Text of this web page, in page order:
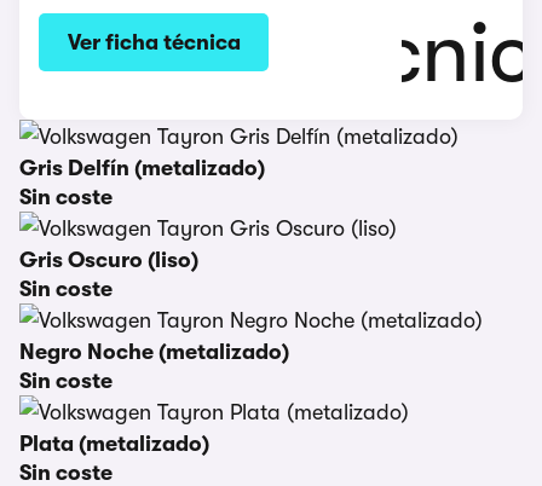
Ver ficha técnica
Gris Delfín (metalizado)
Sin coste
Gris Oscuro (liso)
Sin coste
Negro Noche (metalizado)
Sin coste
Plata (metalizado)
Sin coste